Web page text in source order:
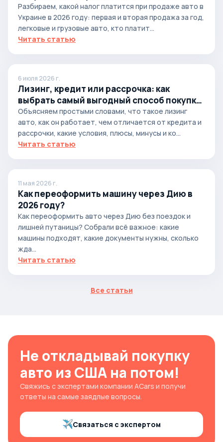
случаях
Разбираем, какой налог платится при продаже авто в
Украине в 2026 году: первая и вторая продажа за год,
легковые и грузовые авто, кто платит...
Читать статью
6 июля 2026 г.
Лизинг, кредит или рассрочка: как
выбрать самый выгодный способ покупки
автомобиля
Объясняем простыми словами, что такое лизинг
авто, как он работает, чем отличается от кредита и
рассрочки, какие условия, плюсы, минусы и ко...
Читать статью
11 мая 2026 г.
Как переоформить машину через Дию в
2026 году?
Как переоформить авто через Дию без поездок и
лишней путаницы? Собрали всё важное: какие
машины подходят, какие документы нужны, сколько
жда...
Читать статью
Все статьи
Не откладывай покупку
авто из США на потом!
Свяжись с экспертами компании ACars и получи
ответы на самые заядлые вопросы.
Связаться с экспертом